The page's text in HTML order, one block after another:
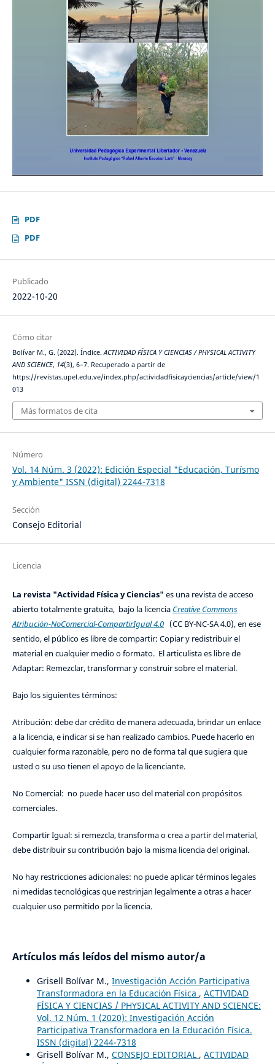
PDF
PDF
Publicado
2022-10-20
Cómo citar
Bolívar M., G. (2022). Índice. ACTIVIDAD FÍSICA Y CIENCIAS / PHYSICAL ACTIVITY
AND SCIENCE, 14(3), 6–7. Recuperado a partir de
https://revistas.upel.edu.ve/index.php/actividadfisicayciencias/article/view/1
013
Más formatos de cita
Número
Vol. 14 Núm. 3 (2022): Edición Especial "Educación, Turísmo
y Ambiente" ISSN (digital) 2244-7318
Sección
Consejo Editorial
Licencia
La revista "Actividad Física y Ciencias" es una revista de acceso
abierto totalmente gratuita, bajo la licencia Creative Commons
Atribución-NoComercial-CompartirIgual 4.0(CC BY-NC-SA 4.0), en ese
sentido, el público es libre de compartir: Copiar y redistribuir el
material en cualquier medio o formato. El articulista es libre de
Adaptar: Remezclar, transformar y construir sobre el material.
Bajo los siguientes términos:
Atribución: debe dar crédito de manera adecuada, brindar un enlace
a la licencia, e indicar si se han realizado cambios. Puede hacerlo en
cualquier forma razonable, pero no de forma tal que sugiera que
usted o su uso tienen el apoyo de la licenciante.
No Comercial: no puede hacer uso del material con propósitos
comerciales.
Compartir Igual: si remezcla, transforma o crea a partir del material,
debe distribuir su contribución bajo la misma licencia del original.
No hay restricciones adicionales: no puede aplicar términos legales
ni medidas tecnológicas que restrinjan legalmente a otras a hacer
cualquier uso permitido por la licencia.
Artículos más leídos del mismo autor/a
Grisell Bolívar M., Investigación Acción Participativa
Transformadora en la Educación Física , ACTIVIDAD
FÍSICA Y CIENCIAS / PHYSICAL ACTIVITY AND SCIENCE:
Vol. 12 Núm. 1 (2020): Investigación Acción
Participativa Transformadora en la Educación Física.
ISSN (digital) 2244-7318
Grisell Bolívar M., CONSEJO EDITORIAL , ACTIVIDAD